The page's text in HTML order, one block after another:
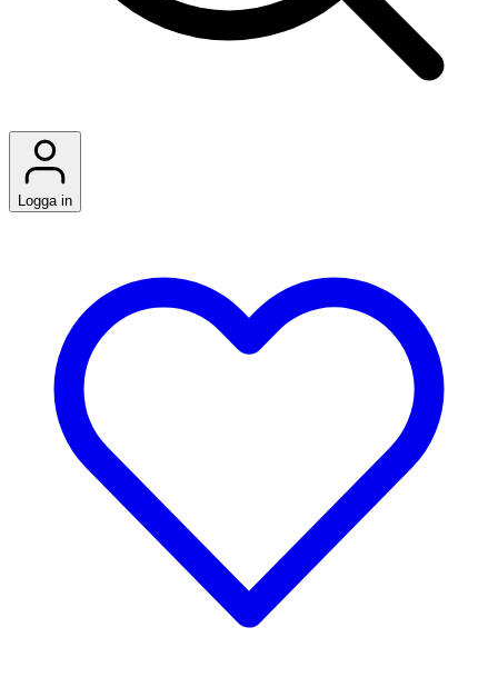
Logga in